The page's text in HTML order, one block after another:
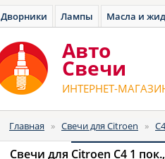
Дворники Лампы Масла и
Авто
Cвечи
ИНТЕРНЕТ-
Главная » Свечи для Citroen » C4
Свечи для Citroen C4 1